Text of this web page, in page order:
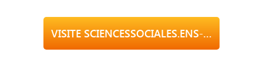
VISITE SCIENCESSOCIALES.ENS-LYON.FR